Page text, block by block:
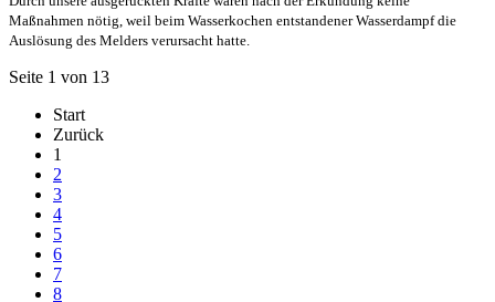
Maßnahmen nötig, weil beim Wasserkochen entstandener Wasserdampf die
Auslösung des Melders verursacht hatte.
Seite 1 von 13
Start
Zurück
1
2
3
4
5
6
7
8